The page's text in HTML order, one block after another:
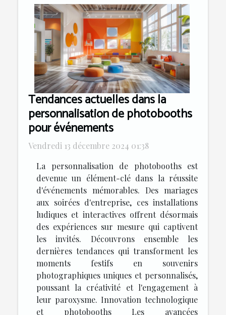
Tendances actuelles dans la
personnalisation de photobooths
pour événements
Vendredi 13 décembre 2024 01:38
La personnalisation de photobooths est
devenue un élément-clé dans la réussite
d'événements mémorables. Des mariages
aux soirées d'entreprise, ces installations
ludiques et interactives offrent désormais
des expériences sur mesure qui captivent
les invités. Découvrons ensemble les
dernières tendances qui transforment les
moments festifs en souvenirs
photographiques uniques et personnalisés,
poussant la créativité et l'engagement à
leur paroxysme. Innovation technologique
et photobooths Les avancées